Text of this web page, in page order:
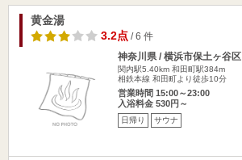
黄金湯
3.2点/ 6 件
神奈川県 / 横浜市保土ヶ谷区
関内駅5.40km 和田町駅384m
相鉄本線 和田町より徒歩10分
営業時間 15:00～23:00
入浴料金 530円～
日帰り サウナ